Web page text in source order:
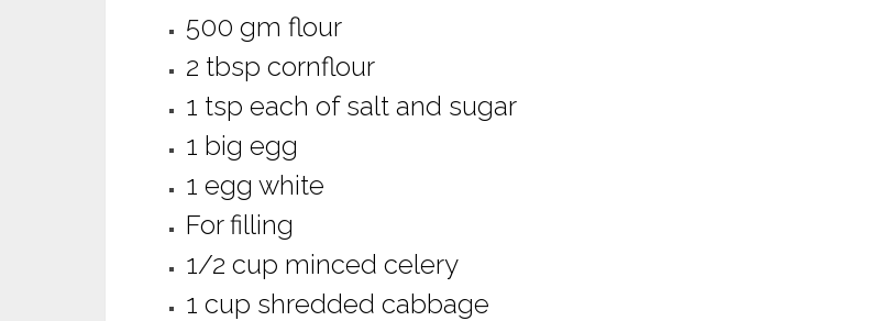
500 gm flour
2 tbsp cornflour
1 tsp each of salt and sugar
1 big egg
1 egg white
For filling
1/2 cup minced celery
1 cup shredded cabbage